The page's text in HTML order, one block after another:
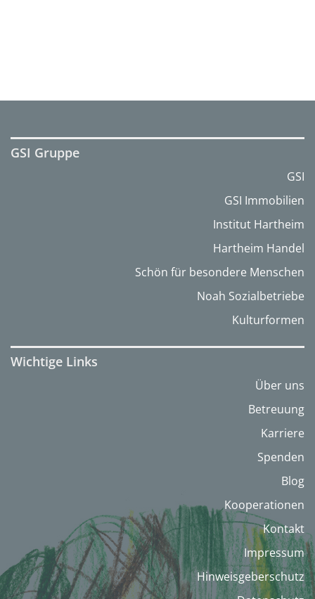
GSI Gruppe
GSI
GSI Immobilien
Institut Hartheim
Hartheim Handel
Schön für besondere Menschen
Noah Sozialbetriebe
Kulturformen
Wichtige Links
Über uns
Betreuung
Karriere
Spenden
Blog
Kooperationen
Kontakt
Impressum
Hinweisgeberschutz